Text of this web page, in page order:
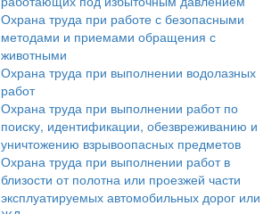
Охрана труда при работе с безопасными
методами и приемами обращения с
животными
Охрана труда при выполнении водолазных
работ
Охрана труда при выполнении работ по
поиску, идентификации, обезвреживанию и
уничтожению взрывоопасных предметов
Охрана труда при выполнении работ в
близости от полотна или проезжей части
эксплуатируемых автомобильных дорог или